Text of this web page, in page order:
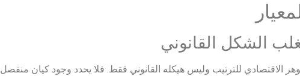
الاقتصادي للترتيب وليس هيكله القانوني فقط. فلا يحدد وجود كيان منفصل